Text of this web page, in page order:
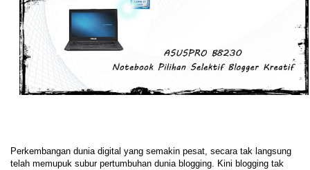
Perkembangan dunia digital yang semakin pesat, secara tak langsung
telah memupuk subur pertumbuhan dunia blogging. Kini blogging tak